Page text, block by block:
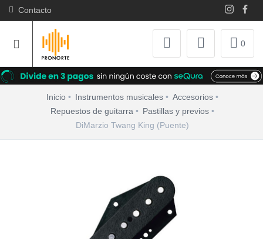
Contacto
0
Inicio Instrumentos musicales
Accesorios
Repuestos de guitarra
Pastillas y previos
DiMarzio Twang King (Puente)